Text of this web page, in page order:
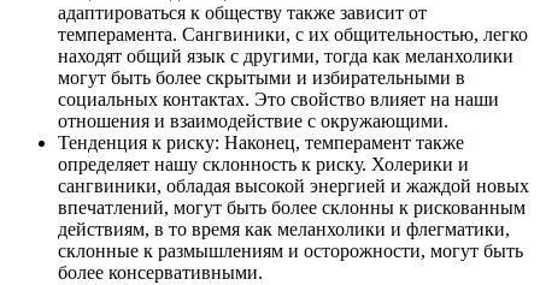
адаптироваться к обществу также зависит от
темперамента. Сангвиники, с их общительностью, легко
находят общий язык с другими, тогда как меланхолики
могут быть более скрытыми и избирательными в
социальных контактах. Это свойство влияет на наши
отношения и взаимодействие с окружающими.
Тенденция к риску: Наконец, темперамент также
определяет нашу склонность к риску. Холерики и
сангвиники, обладая высокой энергией и жаждой новых
впечатлений, могут быть более склонны к рискованным
действиям, в то время как меланхолики и флегматики,
склонные к размышлениям и осторожности, могут быть
более консервативными.